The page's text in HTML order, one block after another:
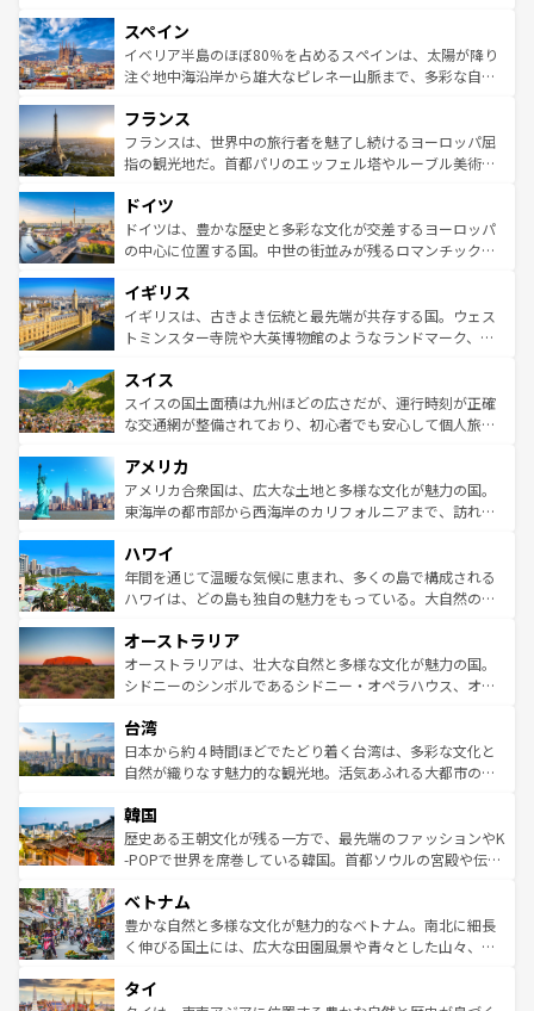
ろん、トスカーナの美しい田園風景やアマルフィ海岸の絶
景など、自然景観も見逃せない。観光の合間には、本場の
ピザやパスタなど、絶品のイタリア料理を堪能することも
ませてくれるイタリアで、忘れられない旅をしてみよう！
なお、新着のイタリア情報はコンテンツ一覧 を参照してほ
しい。
スペイン
イベリア半島のほぼ80％を占めるスペインは、太陽が降り
注ぐ地中海沿岸から雄大なピレネー山脈まで、多彩な自然
文化が根付くこの国では、情熱的なフラメンコ、熱気あふ
れる闘牛、そして美味しいタパスが生活の一部となってい
る。首都マドリードの洗練された雰囲気や、バルセロナの
の城塞都市、穏やかなビーチリゾートまで多彩な表情を見
せる。地方によって風土や気候が異なるスペインはその個
性で訪れる人を魅了する。 なお、新着のスペイン情報はコ
フランス
フランスは、世界中の旅行者を魅了し続けるヨーロッパ屈
指の観光地だ。首都パリのエッフェル塔やルーブル美術館
で、幅広い魅力が詰まっている。華麗な宮殿、歴史的な大
聖堂、美しいビーチ、そして豊かな自然が、訪れる者を心
から魅了する。また、フランスは美食の国としても知ら
いる。シャンパンの発祥地であるランス、プロヴァンスの
香り高いラベンダー畑など、多彩な楽しみ方が可能だ。さ
らに、パリ以外の地域にも魅力が溢れており、どの街角に
れる地方に足を運ぶとそれぞれで全く異なる文化を体験で
きるだろう。 なお、新着のフランス情報はコンテンツ一覧
を参照してほしい。
ドイツ
ドイツは、豊かな歴史と多彩な文化が交差するヨーロッパ
の中心に位置する国。中世の街並みが残るロマンチック街
顔を持つこの国は、どこを歩いても飽きることがない。ベ
ルリンの文化的活気、バイエルン州のアルプスの絶景、そ
してライン川沿いのワイン畑といった風景は必見。ビール
は、お酒好きな人にはぜひ体験してほしい。 なお、新着の
ドイツ情報はコンテンツ一覧を参照してほしい。
イギリス
イギリスは、古きよき伝統と最先端が共存する国。ウェス
トミンスター寺院や大英博物館のようなランドマーク、歴
リアごとに異なる魅力がある。また、優雅なアフタヌーン
ティー、ビール好きにはたまらない英国パブ、サッカー観
戦など、本場だからこそできる体験も豊富。イギリスを旅
ンツ一覧を参照してほしい。
スイス
スイスの国土面積は九州ほどの広さだが、運行時刻が正確
な交通網が整備されており、初心者でも安心して個人旅行
の建物がそのまま残る町や、スイスならではのユニークな
博物館もあり、アルプス観光だけでなく町歩きも満喫する
ことができる。国民の所得が高いため物価も高いが、旅行
ば市内交通費無料で観光を楽しむこともできる。 なお、新
着のスイス情報はコンテンツ一覧 を参照してほしい。
アメリカ
アメリカ合衆国は、広大な土地と多様な文化が魅力の国。
東海岸の都市部から西海岸のカリフォルニアまで、訪れる
のような巨大都市は、観光、ショッピング、エンターテイ
ンメントが詰まった刺激的なスポットだ。一方、アメリカ
西部には大自然が広がり、グランドキャニオンやイエロー
部のニューオーリンズでは、音楽と美食が融合した独特の
文化が魅力。旅行者はアメリカの各地域で異なる魅力を楽
しみながら、その多様性と豊かな歴史を感じることができ
ならではの贅沢な旅のスタイルだ。 なお、新着のアメリカ
情報はコンテンツ一覧を参照してほしい。
ハワイ
年間を通じて温暖な気候に恵まれ、多くの島で構成される
ハワイは、どの島も独自の魅力をもっている。大自然の神
ワイ島は見逃せない。また、定番の観光地といえばオアフ
島だが、静かな自然を求めるならマウイ島やカウアイ島が
おすすめ。エメラルドグリーンに輝く海をはじめ、豊かな
れるおもてなしの心で訪れる人々を迎えてくれるハワイの
人々、おいしいローカルフードやハワイアンミュージッ
ク、伝統的なフラダンスなど、すべてがハワイの魅力を彩
ワイを、存分に味わってほしい。 なお、新着のハワイ情報
はコンテンツ一覧を参照してほしい。
オーストラリア
オーストラリアは、壮大な自然と多様な文化が魅力の国。
シドニーのシンボルであるシドニー・オペラハウス、オー
リアリーフや大陸中央部にそびえるウルル（エアーズロッ
ク）、タスマニアの美しい原生林やケアンズの熱帯雨林な
ど、見どころがたくさん。また、カフェやワイン、オージ
いる。アクティビティも充実しており、サーフィンやダイ
ビング、ハイキングなど、アウトドア好きにはたまらな
い。オーストラリアの多彩な魅力を存分に味わいつくそ
参照してほしい。
台湾
日本から約４時間ほどでたどり着く台湾は、多彩な文化と
自然が織りなす魅力的な観光地。活気あふれる大都市の台
ン）、静ひつな山岳地帯である台湾東部など、都市の喧騒
と山間の静けさが共存しており、訪れる人に新しい発見と
驚きをもたらしてくれる。また、奥深い台湾の食文化も魅
容にもいいと評判のスイーツなど、バラエティ豊かな料理
が味わえる。 なお、新着の台湾情報は コンテンツ一覧を参
照してほしい。
韓国
歴史ある王朝文化が残る一方で、最先端のファッションやK
-POPで世界を席巻している韓国。首都ソウルの宮殿や伝統
き、地方に足を延ばせば四季折々の自然美を楽しむことが
できる。そして、キムチや焼肉、絶品のストリートフード
まで、さまざまな韓国料理が待っている。夜には、韓国な
リティに包まれながら、韓国の多彩な魅力を心ゆくまで味
ベトナム
豊かな自然と多様な文化が魅力的なベトナム。南北に細長
く伸びる国土には、広大な田園風景や青々とした山々、世
急速な発展と共に伝統が息づく。ハノイの古い町並みやホ
タイ